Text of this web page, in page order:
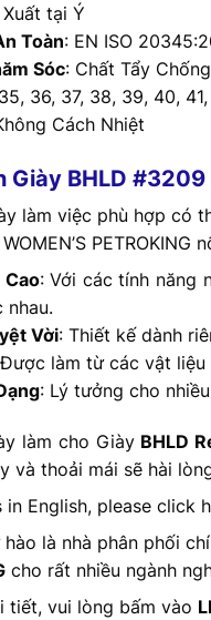
Xuất tại Ý
Toàn: EN ISO
Sóc: Chất Tẩy
36, 37, 38, 39, 40,
Cách Nhiệt
Giày BHLD #3209
làm việc phù hợp có
PETROKING
Cao: Với các tính năng
nhau.
Vời: Thiết kế dành
làm từ các vật
: Lý tưởng cho
làm cho GiàyBHLD
và thoải mái sẽ hài
in English, please click
là nhà phân phối
cho rất nhiều ngành
tiết, vui lòng bấm vào